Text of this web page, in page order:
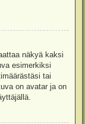
näkyä kaksi
esimerkiksi
tai
on avatar ja on